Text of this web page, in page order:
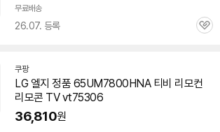
무료배송
26.07. 등록
관
쿠팡
LG 엘지 정품 65UM7800HNA티비 리모컨
리모콘 TV vt75306
36,810원